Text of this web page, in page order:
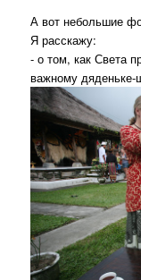
А вот небольшие
Я расскажу:
- о том, как Света
важному дяденьке-